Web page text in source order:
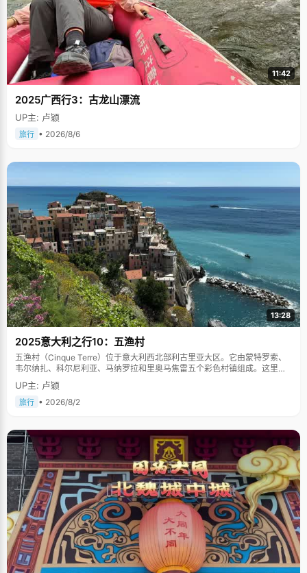
11:42
2025广西行3：古龙山漂流
UP主: 卢颖
旅行 • 2026/8/6
13:28
2025意大利之行10：五渔村
五渔村（Cinque Terre）位于意大利西北部利古里亚大区。它由蒙特罗索、
韦尔纳扎、科尔尼利亚、马纳罗拉和里奥马焦雷五个彩色村镇组成。这里依
山傍海，房屋色彩斑斓，1997年被列为世界文化遗产。
UP主: 卢颖
旅行 • 2026/8/2